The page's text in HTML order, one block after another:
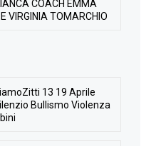
COACH EMMA
VIRGINIA TOMARCHIO
13 19 Aprile
Bullismo Violenza